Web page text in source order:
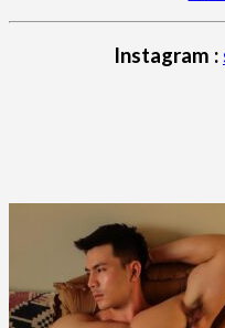
Instagram :